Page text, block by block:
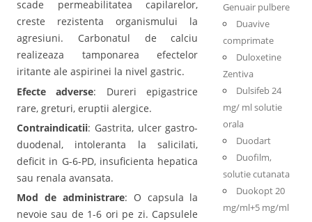
scade permeabilitatea capilarelor,
creste rezistenta organismului la
agresiuni. Carbonatul de calciu
realizeaza tamponarea efectelor
iritante ale aspirinei la nivel gastric.
Efecte adverse: Dureri epigastrice
rare, greturi, eruptii alergice.
Contraindicatii: Gastrita, ulcer gastro-
duodenal, intoleranta la salicilati,
deficit in G-6-PD, insuficienta hepatica
sau renala avansata.
Mod de administrare: O capsula la
nevoie sau de 1-6 ori pe zi. Capsulele
Genuair pulbere
Duavive
comprimate
Duloxetine
Zentiva
Dulsifeb 24
mg/ ml solutie
orala
Duodart
Duofilm,
solutie cutanata
Duokopt 20
mg/ml+5 mg/ml